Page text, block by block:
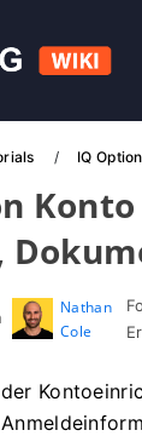
IQ
Nathan
Cole